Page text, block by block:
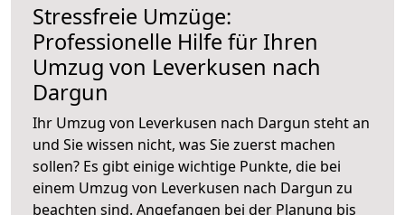
Stressfreie Umzüge:
Professionelle Hilfe für Ihren
Umzug von Leverkusen nach
Dargun
Ihr Umzug von Leverkusen nach Dargun steht an
und Sie wissen nicht, was Sie zuerst machen
sollen? Es gibt einige wichtige Punkte, die bei
einem Umzug von Leverkusen nach Dargun zu
beachten sind. Angefangen bei der Planung bis